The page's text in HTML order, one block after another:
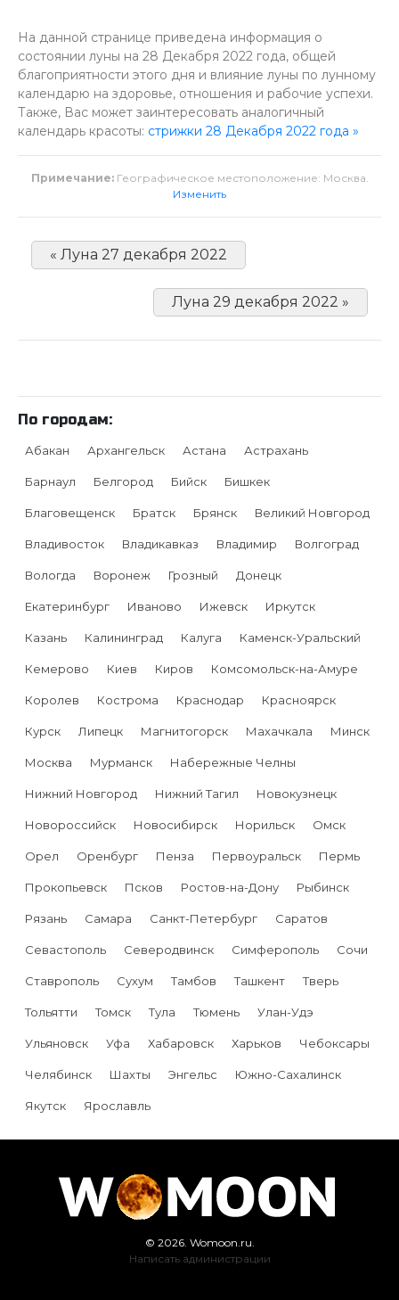
На данной странице приведена информация о
состоянии луны на 28 Декабря 2022 года, общей
благоприятности этого дня и влияние луны по лунному
календарю на здоровье, отношения и рабочие успехи.
Также, Вас может заинтересовать аналогичный
календарь красоты: стрижки 28 Декабря 2022 года »
Примечание: Географическое местоположение: Москва.
Изменить
« Луна 27 декабря 2022
Луна 29 декабря 2022 »
По городам:
Абакан Архангельск Астана Астрахань
Барнаул Белгород Бийск Бишкек
Благовещенск Братск Брянск Великий Новгород
Владивосток Владикавказ Владимир Волгоград
Вологда Воронеж Грозный Донецк
Екатеринбург Иваново Ижевск Иркутск
Казань Калининград Калуга Каменск-Уральский
Кемерово Киев Киров Комсомольск-на-Амуре
Королев Кострома Краснодар Красноярск
Курск Липецк Магнитогорск Махачкала Минск
Москва Мурманск Набережные Челны
Нижний Новгород Нижний Тагил Новокузнецк
Новороссийск Новосибирск Норильск Омск
Орел Оренбург Пенза Первоуральск Пермь
Прокопьевск Псков Ростов-на-Дону Рыбинск
Рязань Самара Санкт-Петербург Саратов
Севастополь Северодвинск Симферополь Сочи
Ставрополь Сухум Тамбов Ташкент Тверь
Тольятти Томск Тула Тюмень Улан-Удэ
Ульяновск Уфа Хабаровск Харьков Чебоксары
Челябинск Шахты Энгельс Южно-Сахалинск
Якутск Ярославль
© 2026. Womoon.ru.
Написать администрации